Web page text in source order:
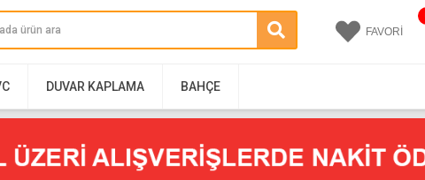
FAVORİ
DUVAR KAPLAMA BAHÇE